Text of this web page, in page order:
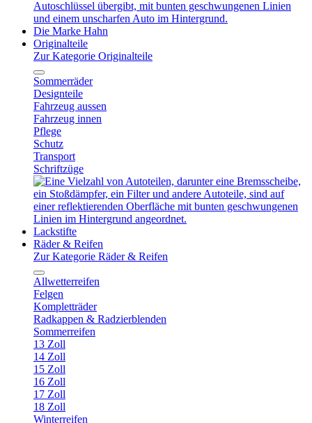
Die Marke Hahn
Originalteile
Zur Kategorie Originalteile
Sommerräder
Designteile
Fahrzeug aussen
Fahrzeug innen
Pflege
Schutz
Transport
Schriftzüge
Lackstifte
Räder & Reifen
Zur Kategorie Räder & Reifen
Allwetterreifen
Felgen
Kompletträder
Radkappen & Radzierblenden
Sommerreifen
13 Zoll
14 Zoll
15 Zoll
16 Zoll
17 Zoll
18 Zoll
Winterreifen